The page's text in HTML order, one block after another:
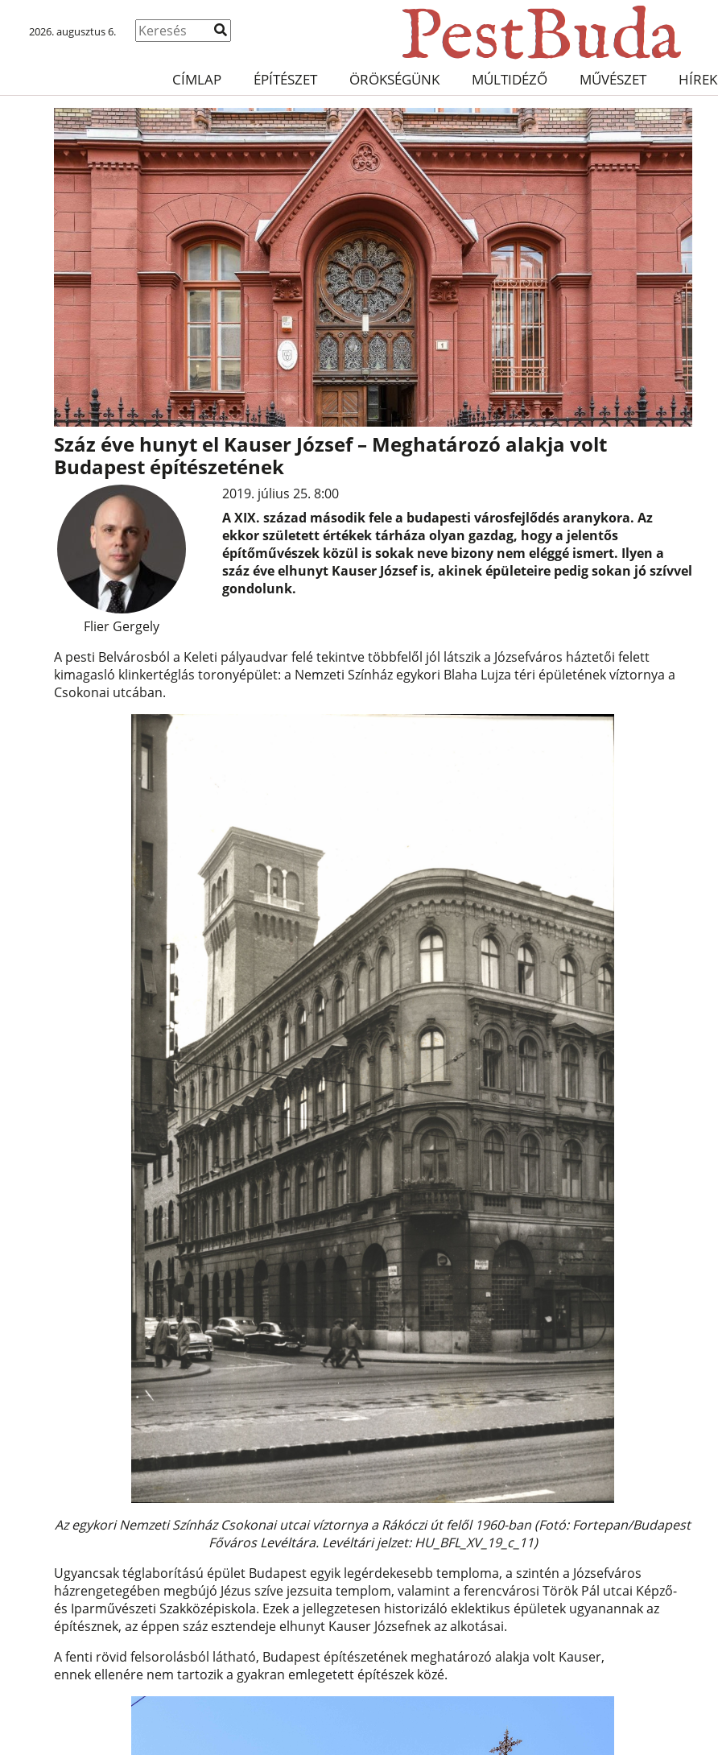
2026. augusztus 6.
CÍMLAP ÉPÍTÉSZET ÖRÖKSÉGÜNK MÚLTIDÉZŐ MŰVÉSZET HÍREK
Száz éve hunyt el Kauser József – Meghatározó alakja volt
Budapest építészetének
Flier Gergely
2019. július 25. 8:00
A XIX. század második fele a budapesti városfejlődés aranykora. Az
ekkor született értékek tárháza olyan gazdag, hogy a jelentős
építőművészek közül is sokak neve bizony nem eléggé ismert. Ilyen a
száz éve elhunyt Kauser József is, akinek épületeire pedig sokan jó szívvel
gondolunk.
A pesti Belvárosból a Keleti pályaudvar felé tekintve többfelől jól látszik a Józsefváros háztetői felett
kimagasló klinkertéglás toronyépület: a Nemzeti Színház egykori Blaha Lujza téri épületének víztornya a
Csokonai utcában.
Az egykori Nemzeti Színház Csokonai utcai víztornya a Rákóczi út felől 1960-ban (Fotó: Fortepan/Budapest
Főváros Levéltára. Levéltári jelzet: HU_BFL_XV_19_c_11)
Ugyancsak téglaborítású épület Budapest egyik legérdekesebb temploma, a szintén a Józsefváros
házrengetegében megbújó Jézus szíve jezsuita templom, valamint a ferencvárosi Török Pál utcai Képző-
és Iparművészeti Szakközépiskola. Ezek a jellegzetesen historizáló eklektikus épületek ugyanannak az
építésznek, az éppen száz esztendeje elhunyt Kauser Józsefnek az alkotásai.
A fenti rövid felsorolásból látható, Budapest építészetének meghatározó alakja volt Kauser,
ennek ellenére nem tartozik a gyakran emlegetett építészek közé.